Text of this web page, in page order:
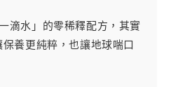
滴水」的零稀釋配方，其實
養更純粹，也讓地球喘口